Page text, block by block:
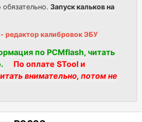
Запуск кальков на
редактор калибровок ЭБУ
по PCMflash, читать
По оплате STool и
внимательно, потом не